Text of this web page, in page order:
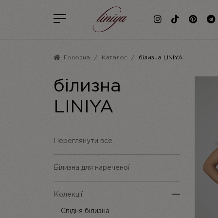
Головна Каталог білизна LINIYA
білизна
LINIYA
Переглянути все
Білизна для нареченої
Колекції
Спідня білизна